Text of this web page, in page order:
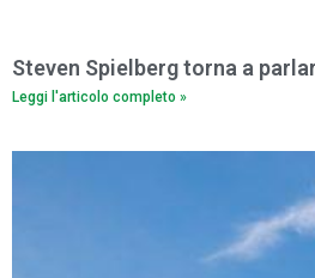
Steven Spielberg torna a
Leggi l'articolo completo »